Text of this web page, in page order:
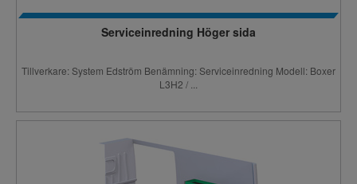
Serviceinredning Höger sida
Tillverkare: System Edström Benämning: Serviceinredning Modell: Boxer
L3H2 / ...